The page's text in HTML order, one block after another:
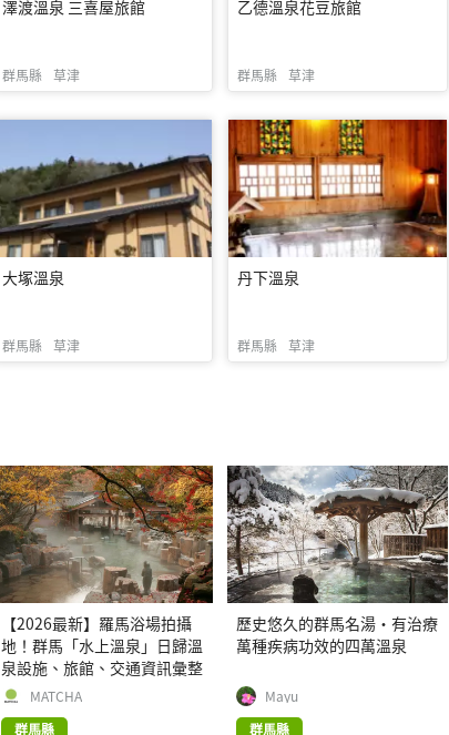
澤渡溫泉 三喜屋旅館
群馬縣 草津
乙德溫泉花豆旅館
群馬縣 草津
大塚溫泉
群馬縣 草津
丹下溫泉
群馬縣 草津
【2026最新】羅馬浴場拍攝
地！群馬「水上溫泉」日歸溫
泉設施、旅館、交通資訊彙整
MATCHA
群馬縣
歷史悠久的群馬名湯・有治療
萬種疾病功效的四萬溫泉
Mayu
群馬縣